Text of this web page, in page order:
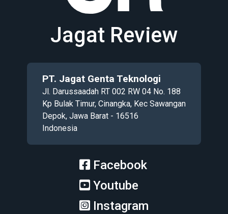
Jagat Review
PT. Jagat Genta Teknologi
Jl. Darussaadah RT 002 RW 04 No. 188
Kp Bulak Timur, Cinangka, Kec Sawangan
Depok, Jawa Barat - 16516
Indonesia
Facebook
Youtube
Instagram